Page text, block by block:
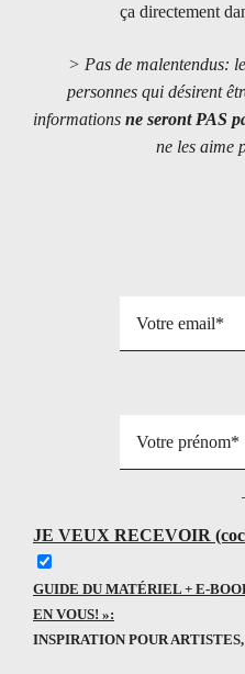
ça directement
> Pas de malentendus:
personnes qui désirent
informations ne seront PAS
ne les aime
JE VEUX RECEVOIR
GUIDE DU MATÉRIEL + E-
EN VOUS! »:
INSPIRATION POUR